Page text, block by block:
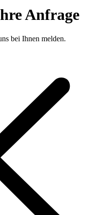
Anfrage
bei Ihnen melden.